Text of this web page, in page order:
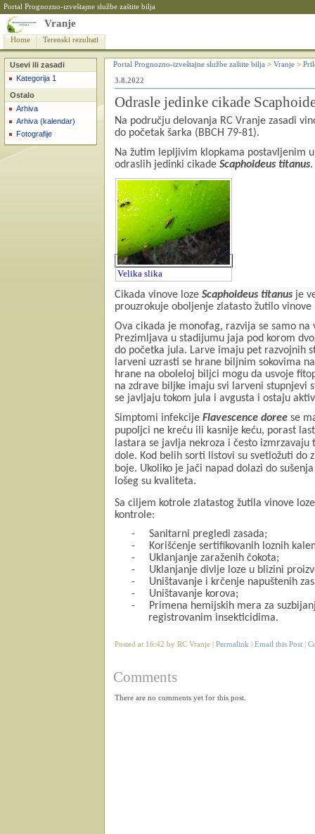
Portal Prognozno-izveštajne službe zaštite bilja
Vranje
Home Terenski rezultati
Usevi ili zasadi
Kategorija 1
Ostalo
Arhiva
Arhiva (kalendar)
Fotografije
Portal Prognozno-izveštajne službe zaštite bilja > Vranje >
3.8.2022
Odrasle jedinke cikade
Na području delovanja RC Vranje zasadi
do početak šarka (BBCH 79-81).
Na žutim lepljivim klopkama postavljenim
odraslih jedinki cikade Scaphoideus titanus.
Velika slika
Cikada vinove loze Scaphoideus titanus je
prouzrokuje oboljenje zlatasto žutilo vinove
Ova cikada je monofag, razvija se samo
Prezimljava u stadijumu jaja pod korom
do početka jula. Larve imaju pet razvojnih
larveni uzrasti se hrane biljnim sokovima
hrane na oboleloj biljci mogu da usvoje
na zdrave biljke imaju svi larveni stupnjevi
se javljaju tokom jula i avgusta i ostaju
Simptomi infekcije Flavescence doree se
pupoljci ne kreću ili kasnije keću, porast
lastara se javlja nekroza i često
dole. Kod belih sorti listovi su svetložuti do
boje. Ukoliko je jači napad dolazi do
lošeg su kvaliteta.
Sa ciljem kotrole zlatastog žutila vinove
kontrole:
-
Sanitarni pregledi zasada;
-
Korišćenje sertifikovanih loznih
-
Uklanjanje zaraženih čokota;
-
Uklanjanje divlje loze u blizini
-
Uništavanje i krčenje napuštenih
-
Uništavanje korova;
-
Primena hemijskih mera za
registrovanim insekticidima.
Posted at 16:42 by RC Vranje | Permalink Email this Post
Comments
There are no comments yet for this post.